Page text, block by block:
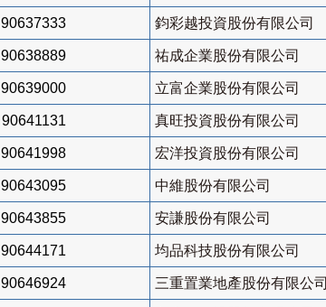
90637333 鈞彩越投資股份有限公司
90638889 祐成企業股份有限公司
90639000 立富企業股份有限公司
90641131 真旺投資股份有限公司
90641998 宏洋投資股份有限公司
90643095 中維股份有限公司
90643855 安謙股份有限公司
90644171 均品科技股份有限公司
90646924 三重置業地產股份有限公司